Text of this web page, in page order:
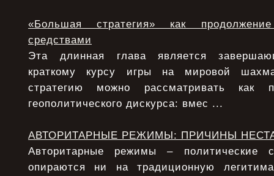
«Большая стратегия» как
средствами
Эта длинная глава является
краткому курсу игры на мировой
стратегию можно рассматривать как
геополитического дискурса: вмес ...
АВТОРИТАРНЫЕ РЕЖИМЫ: ПРИЧИНЫ
Авторитарные режимы – политические
опираются ни на традиционную